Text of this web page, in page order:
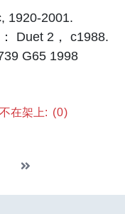
1920-2001.
Duet 2， c1988.
G65 1998
在架上: 0
頁 末頁